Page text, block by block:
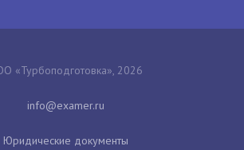
«Турбоподготовка», 2026
Юридические документы